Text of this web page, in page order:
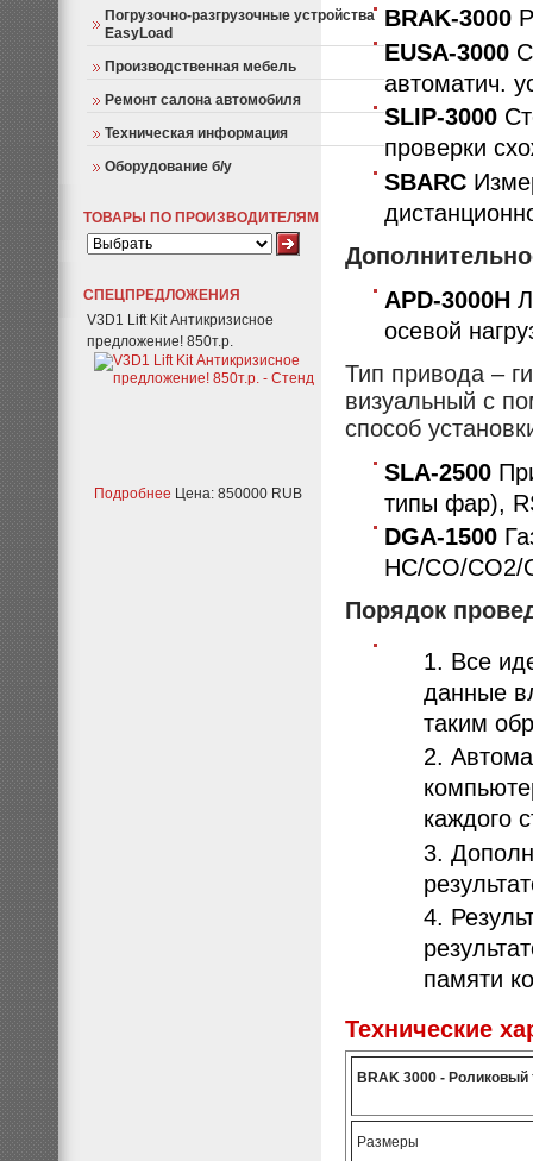
Погрузочно-разгрузочные устройства
EasyLoad
Производственная мебель
Ремонт салона автомобиля
Техническая информация
Оборудование б/у
ТОВАРЫ ПО ПРОИЗВОДИТЕЛЯМ
СПЕЦПРЕДЛОЖЕНИЯ
V3D1 Lift Kit Антикризисное
предложение! 850т.р.
Подробнее Цена: 850000 RUB
BRAK-3000
EUSA-3000
автоматич.
SLIP-3000
проверки
SBARC
APD-3000H
осевой
Тип привода –
визуальный с
способ
SLA-2500
типы фар),
DGA-1500
HC/CO/
Порядок
Все
данные
таким
каждого
памяти
Технические
BRAK 3000 - Роликовый
Размеры